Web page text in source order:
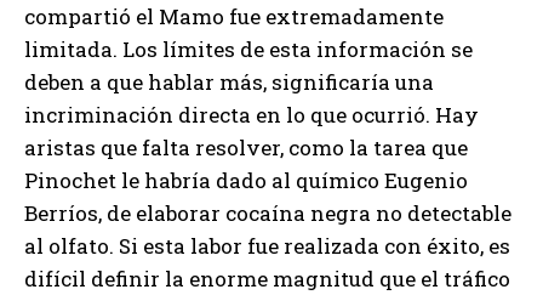
compartió el Mamo fue extremadamente
limitada. Los límites de esta información se
deben a que hablar más, significaría una
incriminación directa en lo que ocurrió. Hay
aristas que falta resolver, como la tarea que
Pinochet le habría dado al químico Eugenio
Berríos, de elaborar cocaína negra no detectable
al olfato. Si esta labor fue realizada con éxito, es
difícil definir la enorme magnitud que el tráfico